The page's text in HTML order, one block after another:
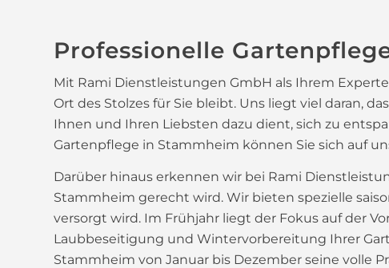
Professionelle
Mit Rami Dienstleistungen GmbH als Ihrem
Ort des Stolzes für Sie bleibt. Uns liegt viel daran,
Ihnen und Ihren Liebsten dazu dient, sich zu
Gartenpflege in Stammheim können Sie sich auf
Darüber hinaus erkennen wir bei Rami
Stammheim gerecht wird. Wir bieten spezielle
versorgt wird. Im Frühjahr liegt der Fokus auf der
Laubbeseitigung und Wintervorbereitung Ihrer
Stammheim von Januar bis Dezember seine volle